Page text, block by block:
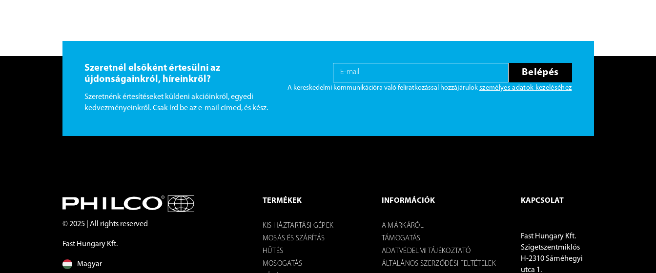
Szeretnél elsőként értesülni az
újdonságainkról, híreinkről?
Szeretnénk értesítéseket küldeni akcióinkról, egyedi
kedvezményeinkről. Csak írd be az e-mail címed, és kész.
Belépés
A kereskedelmi kommunikációra való feliratkozással hozzájárulok személyes adatok kezeléséhez
© 2025 | All rights reserved
Fast Hungary Kft.
Magyar
TERMÉKEK
KIS HÁZTARTÁSI GÉPEK
MOSÁS ÉS SZÁRÍTÁS
HŰTÉS
MOSOGATÁS
INFORMÁCIÓK
A MÁRKÁRÓL
TÁMOGATÁS
ADATVÉDELMI TÁJÉKOZTATÓ
ÁLTALÁNOS SZERZŐDÉSI FELTÉTELEK
KAPCSOLAT
Fast Hungary Kft.
Szigetszentmiklós
H-2310 Sáméhegyi
utca 1.